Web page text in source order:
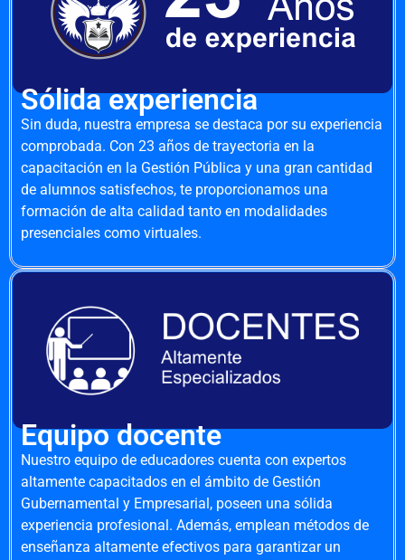
Sólida experiencia
Sin duda, nuestra empresa se destaca por su experiencia
comprobada. Con 23 años de trayectoria en la
capacitación en la Gestión Pública y una gran cantidad
de alumnos satisfechos, te proporcionamos una
formación de alta calidad tanto en modalidades
presenciales como virtuales.
Equipo docente
Nuestro equipo de educadores cuenta con expertos
altamente capacitados en el ámbito de Gestión
Gubernamental y Empresarial, poseen una sólida
experiencia profesional. Además, emplean métodos de
enseñanza altamente efectivos para garantizar un